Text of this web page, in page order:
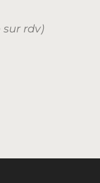
sur rdv)